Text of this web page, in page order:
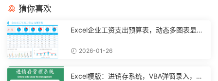
猜你喜欢
Excel企业工资支出预算表，动态多图表显
2026-01-26
Excel模版：进销存系统，VBA弹窗录入，智